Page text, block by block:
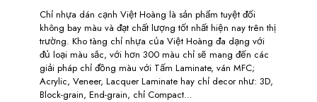
Chỉ nhựa dán cạnh Việt Hoàng là sản phẩm tuyệt đối
không bay màu và đạt chất lượng tốt nhất hiện nay trên thị
trường. Kho tàng chỉ nhựa của Việt Hoàng đa dạng với
đủ loại màu sắc, với hơn 300 màu chỉ sẽ mang đến các
giải pháp chỉ đồng màu với Tấm Laminate, ván MFC;
Acrylic, Veneer, Lacquer Laminate hay chỉ decor như: 3D,
Block-grain, End-grain, chỉ Compact…